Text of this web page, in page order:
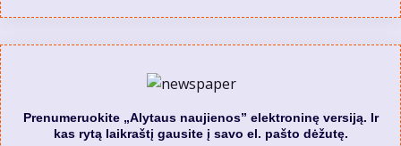
Prenumeruokite „Alytaus naujienos” elektroninę versiją. Ir
kas rytą laikraštį gausite į savo el. pašto dėžutę.